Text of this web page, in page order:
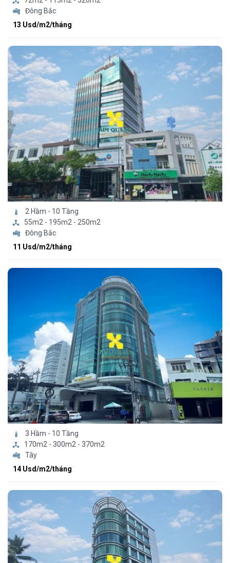
Đông Bắc
13 Usd/m2/tháng
2 Hầm - 10 Tầng
55m2 - 195m2 - 250m2
Đông Bắc
11 Usd/m2/tháng
3 Hầm - 10 Tầng
170m2 - 300m2 - 370m2
Tây
14 Usd/m2/tháng